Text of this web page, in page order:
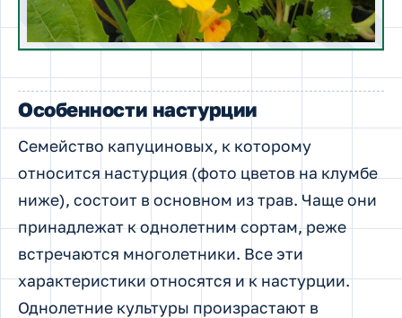
Особенности настурции
Семейство капуциновых, к которому
относится настурция (фото цветов на клумбе
ниже), состоит в основном из трав. Чаще они
принадлежат к однолетним сортам, реже
встречаются многолетники. Все эти
характеристики относятся и к настурции.
Однолетние культуры произрастают в